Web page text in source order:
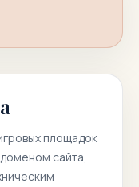
площадок
сайта,